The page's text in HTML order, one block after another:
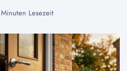
Lesezeit